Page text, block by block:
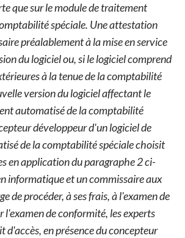
que sur le module de traitement
spéciale. Une attestation
préalablement à la mise en service
du logiciel ou, si le logiciel comprend
à la tenue de la comptabilité
version du logiciel affectant le
automatisé de la comptabilité
développeur d'un logiciel de
de la comptabilité spéciale choisit
en application du paragraphe 2 ci-
informatique et un commissaire aux
de procéder, à ses frais, à l'examen de
l'examen de conformité, les experts
d'accès, en présence du concepteur